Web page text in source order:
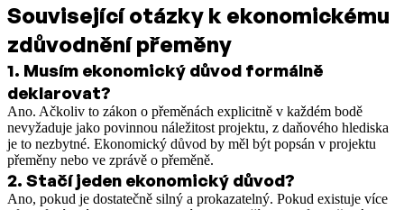
Související otázky k ekonomickému
zdůvodnění přeměny
1. Musím ekonomický důvod formálně
deklarovat?
Ano. Ačkoliv to zákon o přeměnách explicitně v každém bodě
nevyžaduje jako povinnou náležitost projektu, z daňového hlediska
je to nezbytné. Ekonomický důvod by měl být popsán v projektu
přeměny nebo ve zprávě o přeměně.
2. Stačí jeden ekonomický důvod?
Ano, pokud je dostatečně silný a prokazatelný. Pokud existuje více